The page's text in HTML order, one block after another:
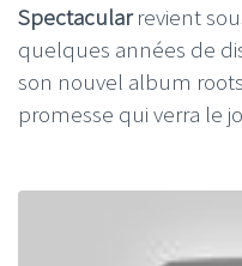
Spectacularrevient
quelques années de
son nouvel album
promesse qui verra le